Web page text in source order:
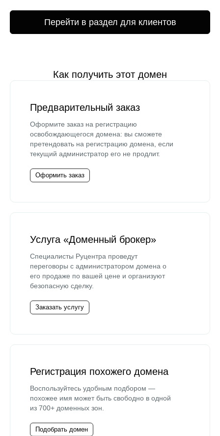
Перейти в раздел для клиентов
Как получить этот домен
Предварительный заказ
Оформите заказ на регистрацию
освобождающегося домена: вы сможете
претендовать на регистрацию домена, если
текущий администратор его не продлит.
Оформить заказ
Услуга «Доменный брокер»
Специалисты Руцентра проведут
переговоры с администратором домена о
его продаже по вашей цене и организуют
безопасную сделку.
Заказать услугу
Регистрация похожего домена
Воспользуйтесь удобным подбором —
похожее имя может быть свободно в одной
из 700+ доменных зон.
Подобрать домен